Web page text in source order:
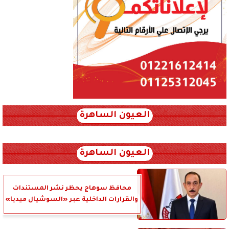
العيون الساهرة
العيون الساهرة
محافظ سوهاج يحظر نشر المستندات
والقرارات الداخلية عبر «السوشيال ميديا»